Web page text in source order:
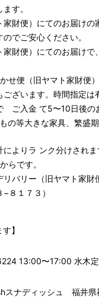
す。
家財便） にてのお届けの
でご安心ください。
家財便） にてのお届けで
せ便 （旧ヤマト家財便
ございます。時間指定
ご入金 て5〜10日後の
の等大きな家具、繁
よりラ ンク分けされま
です。
リバリー （旧ヤマト家財
８１７３）
】
13:00〜17:00 水木
スナディッシュ 福井